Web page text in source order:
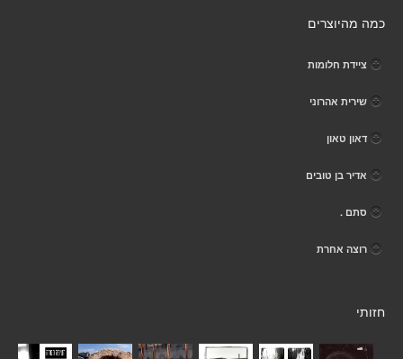
כמה מהיוצרים
ציידת חלומות
שירית אהרוני
דאון טאון
אדיר בן טובים
סתם .
רוצה אחרת
חזותי